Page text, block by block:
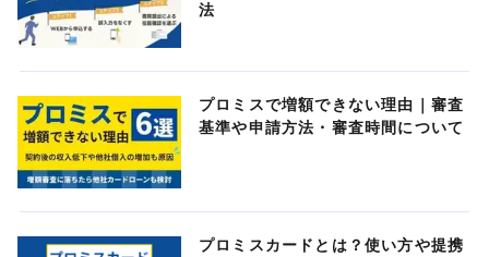
法
プロミスで増額できない理由｜審査
基準や申請方法・審査時間について
プロミスカードとは？使い方や提携